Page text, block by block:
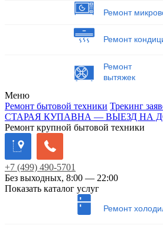
Ремонт
Ремонт
Ремонт
вытяжек
Меню
Ремонт бытовой техники Трекинг
СТАРАЯ КУПАВНА — ВЫЕЗД НА
Ремонт крупной бытовой техники
+7 (499) 490-5701
Без выходных, 8:00 — 22:00
Показать каталог услуг
Ремонт